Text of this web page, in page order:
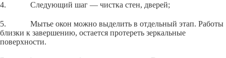
4. Следующий шаг — чистка стен, дверей;
5. Мытье окон можно выделить в отдельный этап. Работы
близки к завершению, остается протереть зеркальные
поверхности.